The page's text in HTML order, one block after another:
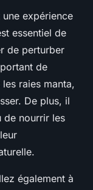
une expérience
essentiel de
de perturber
de
raies manta,
De plus, il
de nourrir les
également à